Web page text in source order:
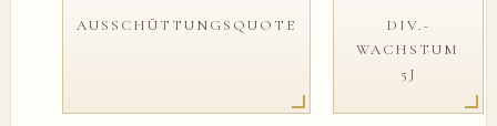
AUSSCHÜTTUNGSQUOTE
DIV.-
WACHSTUM
5J